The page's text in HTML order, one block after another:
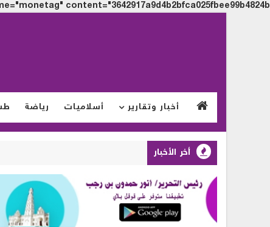
content="3642917a9d4b2bfca025fbee99b4824b">
أخبار وتقارير أسلاميات رياضة
أخر الأخبار